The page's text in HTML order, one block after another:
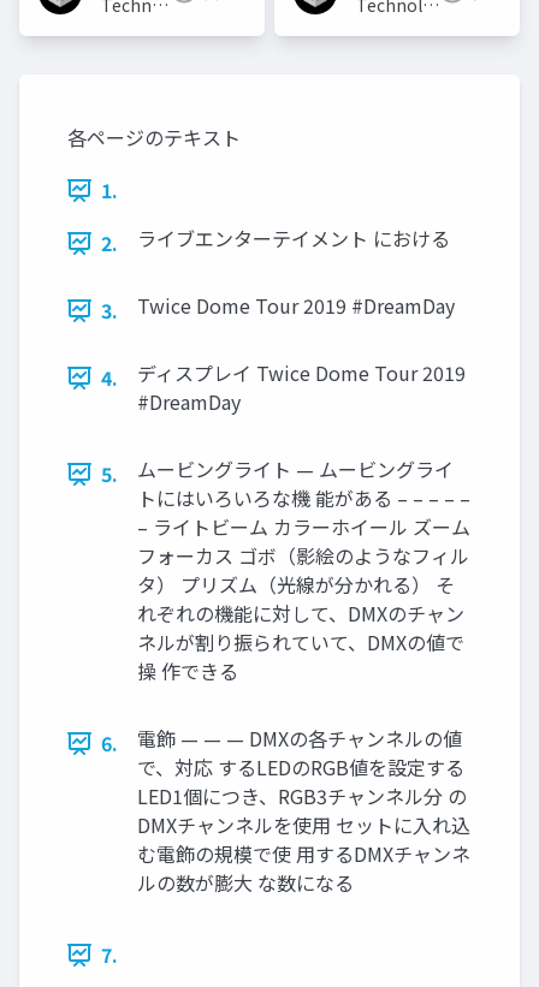
Technologies
Technologies
各ページのテキスト
1.
2.
ライブエンターテイメント における
3. Twice Dome Tour 2019 #DreamDay
4.
ディスプレイ Twice Dome Tour 2019
#DreamDay
5.
ムービングライト — ムービングライ
トにはいろいろな機 能がある – – – – –
– ライトビーム カラーホイール ズーム
フォーカス ゴボ（影絵のようなフィル
タ） プリズム（光線が分かれる） そ
れぞれの機能に対して、DMXのチャン
ネルが割り振られていて、DMXの値で
操 作できる
6.
電飾 — — — DMXの各チャンネルの値
で、対応 するLEDのRGB値を設定する
LED1個につき、RGB3チャンネル分 の
DMXチャンネルを使用 セットに入れ込
む電飾の規模で使 用するDMXチャンネ
ルの数が膨大 な数になる
7.